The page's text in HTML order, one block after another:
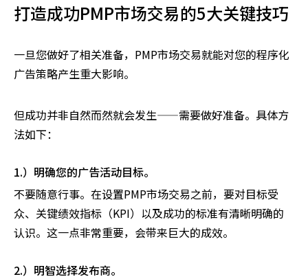
打造成功PMP市场交易的5大关键技巧
一旦您做好了相关准备，PMP市场交易就能对您的程序化
广告策略产生重大影响。
但成功并非自然而然就会发生——需要做好准备。具体方
法如下：
1.）明确您的广告活动目标。
不要随意行事。在设置PMP市场交易之前，要对目标受
众、关键绩效指标（KPI）以及成功的标准有清晰明确的
认识。这一点非常重要，会带来巨大的成效。
2.）明智选择发布商。